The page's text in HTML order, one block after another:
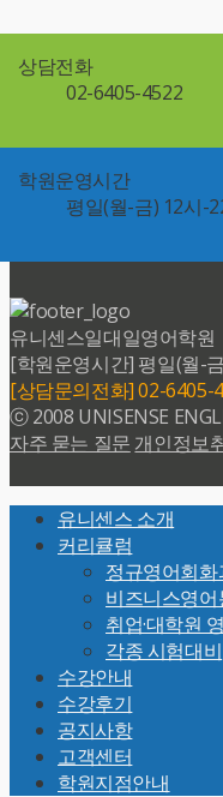
상담전화
02-6405-4522
학원운영시간
평일(월-금) 12시-
유니센스일대일영어학
[학원운영시간] 평일(월-
[상담문의전화] 02-6405-
ⓒ 2008 UNISENSE
자주 묻는 질문 개인정보
Top
유니센스 소개
커리큘럼
정규영어회화
비즈니스영어
취업·대학원
각종 시험대비
수강안내
수강후기
공지사항
고객센터
학원지점안내